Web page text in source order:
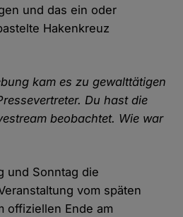
und das ein oder
Hakenkreuz
kam es zu gewalttätigen
Du hast die
beobachtet. Wie war
und Sonntag die
vom späten
offiziellen Ende am